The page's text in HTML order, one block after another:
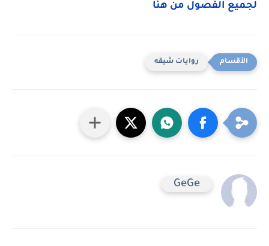
لجميع الفصول من هنا
روايات شيقه
GeGe